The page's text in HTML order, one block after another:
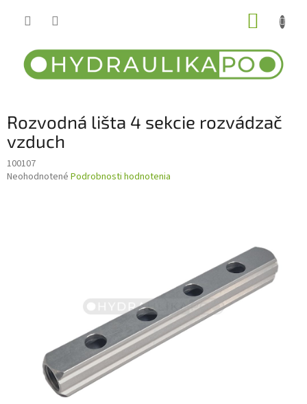
Rozvodná lišta 4 sekcie rozvádzač
vzduch
100107
Priemerné
Neohodnotené Podrobnosti hodnotenia